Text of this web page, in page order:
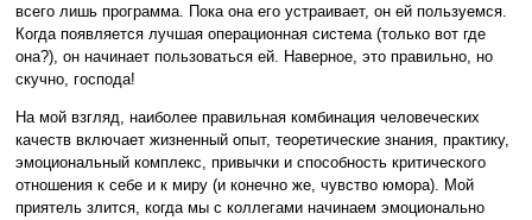
всего лишь программа. Пока она его устраивает, он ей пользуемся.
Когда появляется лучшая операционная система (только вот где
она?), он начинает пользоваться ей. Наверное, это правильно, но
скучно, господа!
На мой взгляд, наиболее правильная комбинация человеческих
качеств включает жизненный опыт, теоретические знания, практику,
эмоциональный комплекс, привычки и способность критического
отношения к себе и к миру (и конечно же, чувство юмора). Мой
приятель злится, когда мы с коллегами начинаем эмоционально